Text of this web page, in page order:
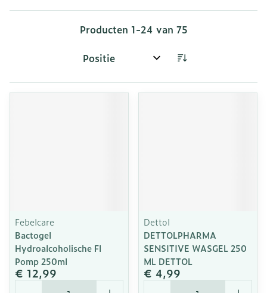
Producten 1-24 van 75
Sorteer op:
Febelcare
Bactogel
Hydroalcoholische Fl
Pomp 250ml
€ 12,99
Aantal
Dettol
DETTOLPHARMA
SENSITIVE WASGEL 250
ML DETTOL
€ 4,99
Aantal